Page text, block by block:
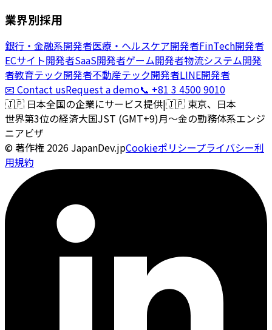
業界別採用
銀行・金融系開発者医療・ヘルスケア開発者FinTech開発者
ECサイト開発者SaaS開発者ゲーム開発者物流システム開発
者教育テック開発者不動産テック開発者LINE開発者
📧 Contact usRequest a demo📞 +81 3 4500 9010
🇯🇵 日本全国の企業にサービス提供|🇯🇵 東京、日本
世界第3位の経済大国JST (GMT+9)月〜金の勤務体系エンジ
ニアビザ
© 著作権 2026 JapanDev.jpCookieポリシープライバシー利
用規約